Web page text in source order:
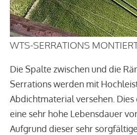
WTS-SERRATIONS
Die Spalte zwischen und die
Serrations werden mit
Abdichtmaterial versehen.
eine sehr hohe Lebensdauer
Aufgrund dieser sehr